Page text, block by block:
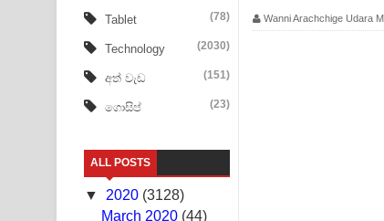
Sorry Sir Song Lyrics - සොරි සර් ගීතයේ පද
Mathaka Aluthin Liyanna Song Lyrics -
Sandak Awith Song Lyrics - සඳක් ඇවිත් ගීතයේ
Swetha Sande Song Lyrics - ශ්වේත සඳේ
Ma Igili Giya Lyrics - මා ඉගිලී ගියා ගීතයේ පද
Tablet (78)
Technology (2030)
අත් වැඩ (151)
ගොසිප් (23)
ALL POSTS
▼ 2020 (3128)
March 2020 (44)
Wanni Arachchige Udara